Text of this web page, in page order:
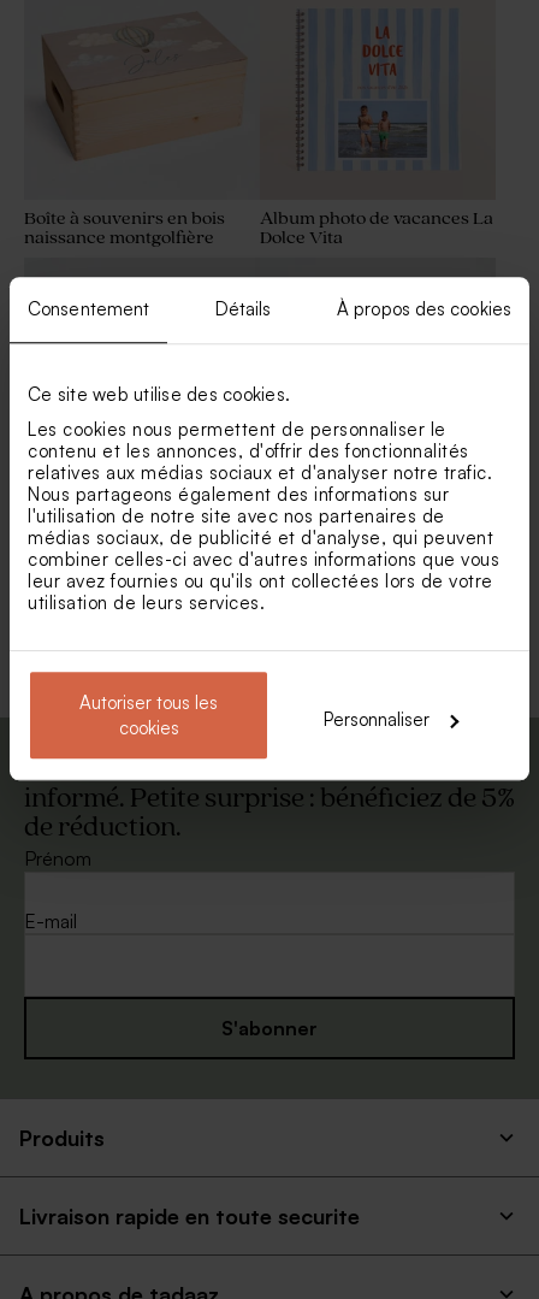
Consentement Détails À propos des cookies
Ce site web utilise des cookies.
Les cookies nous permettent de personnaliser le
contenu et les annonces, d'offrir des fonctionnalités
relatives aux médias sociaux et d'analyser notre trafic.
Nous partageons également des informations sur
l'utilisation de notre site avec nos partenaires de
médias sociaux, de publicité et d'analyse, qui peuvent
combiner celles-ci avec d'autres informations que vous
leur avez fournies ou qu'ils ont collectées lors de votre
utilisation de leurs services.
Autoriser tous les
cookies
Personnaliser
Boîte à souvenirs en bois
naissance montgolfière
Album photo de vacances La
Dolce Vita
Urne en bois personnalisée
avec charnière prénoms
Valisette de naissance
montgolfière
Nouveautés
Cadre coulissant en bois
pour photos de vacances
informé. Petite surprise : bénéficiez de 5%
de réduction.
Prénom
E-mail
S'abonner
Produits
Livraison rapide en toute securite